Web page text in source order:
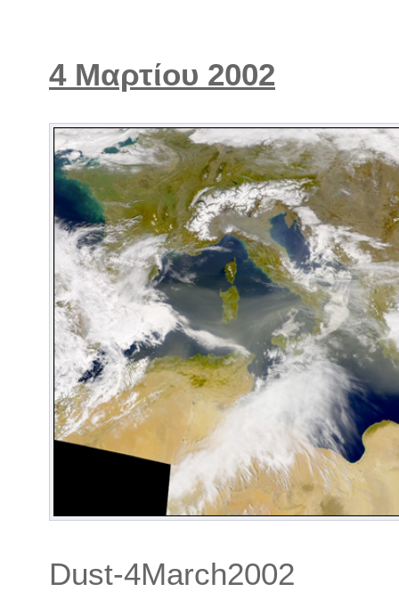
4 Μαρτίου 2002
Dust-4March2002